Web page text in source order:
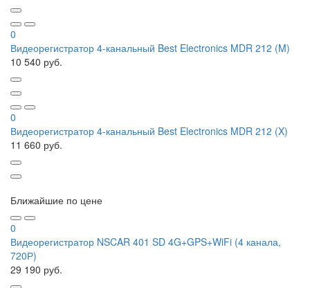
0
Видеорегистратор 4-канальный Best Electronics MDR 212 (M)
10 540 руб.
0
Видеорегистратор 4-канальный Best Electronics MDR 212 (X)
11 660 руб.
Ближайшие по цене
0
Видеорегистратор NSCAR 401 SD 4G+GPS+WiFi (4 канала,
720Р)
29 190 руб.